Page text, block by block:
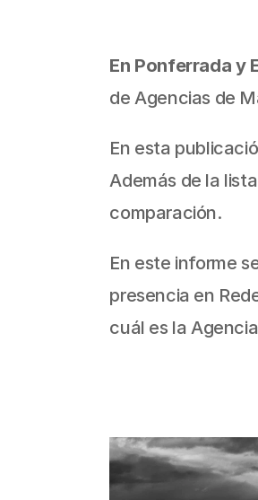
En Ponferrada y
de Agencias de
En esta
Además de la
comparación.
En este informe
presencia en
cuál es la